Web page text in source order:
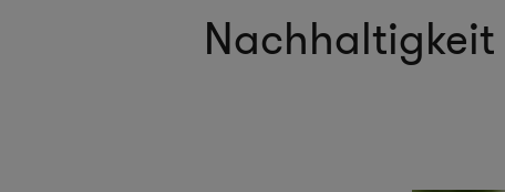
Nachhaltigkeit